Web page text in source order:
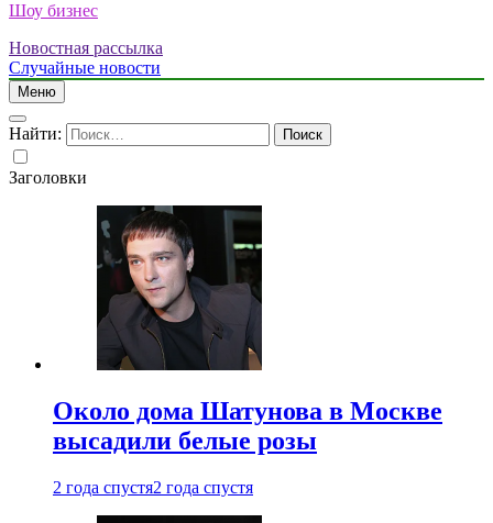
Шоу бизнес
Новостная рассылка
Случайные новости
Меню
Найти:
Заголовки
Около дома Шатунова в Москве
высадили белые розы
2 года спустя2 года спустя